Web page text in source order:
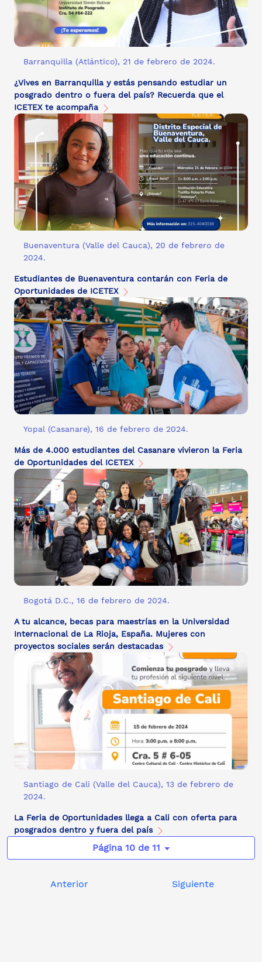
Barranquilla (Atlántico), 21 de febrero de 2024.
¿Vives en Barranquilla y estás pensando estudiar un
posgrado dentro o fuera del país? Recuerda que el
ICETEX te acompaña
Buenaventura (Valle del Cauca), 20 de febrero de
2024.
Estudiantes de Buenaventura contarán con Feria de
Oportunidades de ICETEX
Yopal (Casanare), 16 de febrero de 2024.
Más de 4.000 estudiantes del Casanare vivieron la Feria
de Oportunidades del ICETEX
Bogotá D.C., 16 de febrero de 2024.
A tu alcance, becas para maestrías en la Universidad
Internacional de La Rioja, España. Mujeres con
proyectos sociales serán destacadas
Santiago de Cali (Valle del Cauca), 13 de febrero de
2024.
La Feria de Oportunidades llega a Cali con oferta para
posgrados dentro y fuera del país
Página 10 de 11
Anterior Siguiente